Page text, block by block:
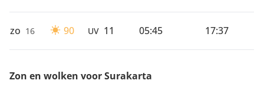
zo 16 90 UV 11 05:45 17:37
Zon en wolken voor Surakarta